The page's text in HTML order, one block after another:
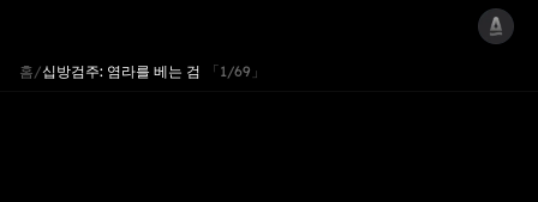
홈/십방검주: 염라를 베는 검 「1/69」